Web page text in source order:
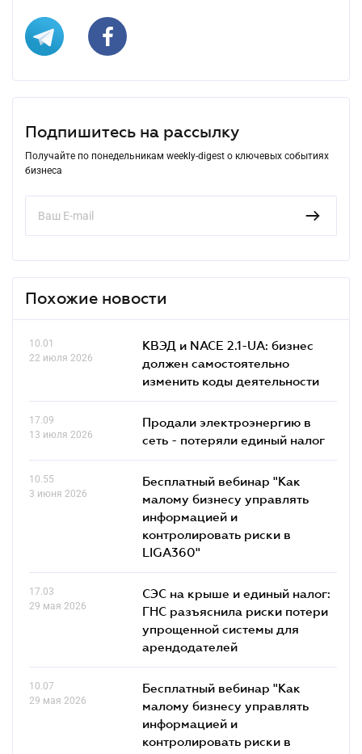
Подпишитесь на рассылку
Получайте по понедельникам weekly-digest о ключевых событиях
бизнеса
Похожие новости
10.01
22 июля 2026
КВЭД и NACE 2.1-UA: бизнес
должен самостоятельно
изменить коды деятельности
17.09
13 июля 2026
Продали электроэнергию в
сеть - потеряли единый налог
10.55
3 июня 2026
Бесплатный вебинар "Как
малому бизнесу управлять
информацией и
контролировать риски в
LIGA360"
17.03
29 мая 2026
СЭС на крыше и единый налог:
ГНС разъяснила риски потери
упрощенной системы для
арендодателей
10.07
29 мая 2026
Бесплатный вебинар "Как
малому бизнесу управлять
информацией и
контролировать риски в